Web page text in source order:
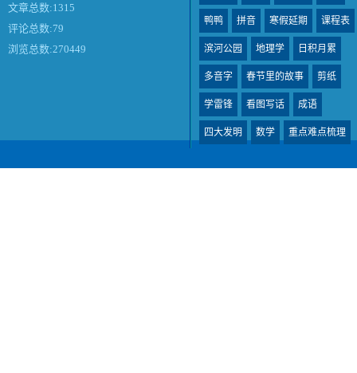
文章总数:1315
评论总数:79
浏览总数:270449
鸭鸭 拼音 寒假延期 课程表
滨河公园 地理学 日积月累
多音字 春节里的故事 剪纸
学雷锋 看图写话 成语
四大发明 数学 重点难点梳理